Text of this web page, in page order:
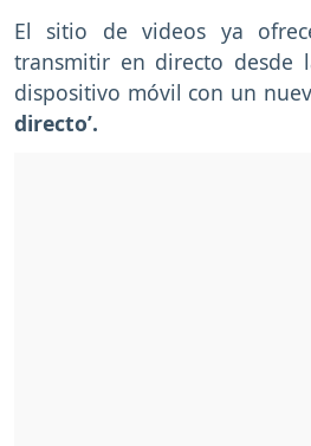
El sitio de videos ya
transmitir en directo desde
dispositivo móvil con un
directo’.